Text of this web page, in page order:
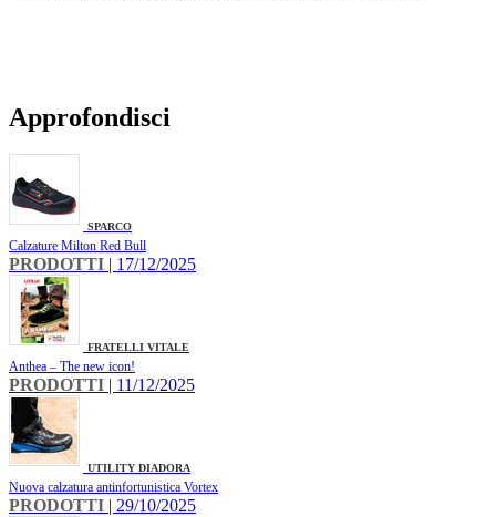
Approfondisci
SPARCO
Calzature Milton Red Bull
PRODOTTI | 17/12/2025
FRATELLI VITALE
Anthea – The new icon!
PRODOTTI | 11/12/2025
UTILITY DIADORA
Nuova calzatura antinfortunistica Vortex
PRODOTTI | 29/10/2025